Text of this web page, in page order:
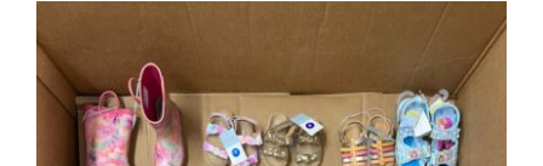
250 piezas de para niños